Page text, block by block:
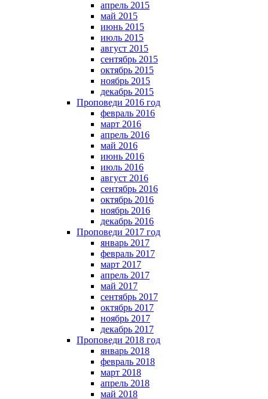
апрель 2015
май 2015
июнь 2015
июль 2015
август 2015
сентябрь 2015
октябрь 2015
ноябрь 2015
декабрь 2015
Проповеди 2016 год
февраль 2016
март 2016
апрель 2016
май 2016
июнь 2016
июль 2016
август 2016
сентябрь 2016
октябрь 2016
ноябрь 2016
декабрь 2016
Проповеди 2017 год
январь 2017
февраль 2017
март 2017
апрель 2017
май 2017
сентябрь 2017
октябрь 2017
ноябрь 2017
декабрь 2017
Проповеди 2018 год
январь 2018
февраль 2018
март 2018
апрель 2018
май 2018